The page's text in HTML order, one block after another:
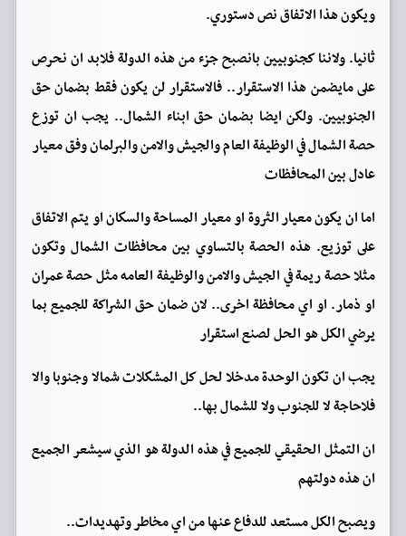
ويكون هذا الاتفاق نص دستوري.
ثانيا. ولاننا كجنوبيين بانصبح جزء من هذه الدولة فلابد ان نحرص
على مايضمن هذا الاستقرار.. فالاستقرار لن يكون فقط بضمان حق
الجنوبيين. ولكن ايضا بضمان حق ابناء الشمال.. يجب ان توزع
حصة الشمال في الوظيفة العام والجيش والامن والبرلمان وفق معيار
عادل بين المحافظات
اما ان يكون معيار الثروة او معيار المساحة والسكان او يتم الاتفاق
على توزيع. هذه الحصة بالتساوي بين محافظات الشمال وتكون
مثلا حصة ريمة في الجيش والامن والوظيفة العامه مثل حصة عمران
او ذمار. او اي محافظة اخرى.. لان ضمان حق الشراكة للجميع بما
يرضي الكل هو الحل لصنع استقرار
يجب ان تكون الوحدة مدخلا لحل كل المشكلات شمالا وجنوبا والا
فلاحاجة لا للجنوب ولا للشمال بها..
ان التمثل الحقيقي للجميع في هذه الدولة هو الذي سيشعر الجميع
ان هذه دولتهم
ويصبح الكل مستعد للدفاع عنها من اي مخاطر وتهديدات..